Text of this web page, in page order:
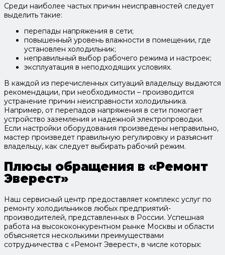
Среди наиболее частых причин неисправностей следует
выделить такие:
перепады напряжения в сети;
повышенный уровень влажности в помещении, где
установлен холодильник;
неправильный выбор рабочего режима и настроек;
эксплуатация в неподходящих условиях.
В каждой из перечисленных ситуаций владельцу выдаются
рекомендации, при необходимости – производится
устранение причин неисправности холодильника.
Например, от перепадов напряжения в сети помогает
устройство заземления и надежной электропроводки.
Если настройки оборудования произведены неправильно,
мастер произведет правильную регулировку и разъяснит
владельцу, как следует выбирать рабочий режим.
Плюсы обращения в «Ремонт
Эверест»
Наш сервисный центр предоставляет комплекс услуг по
ремонту холодильников любых предприятий-
производителей, представленных в России. Успешная
работа на высококонкурентном рынке Москвы и области
объясняется несколькими преимуществами
сотрудничества с «Ремонт Эверест», в числе которых: